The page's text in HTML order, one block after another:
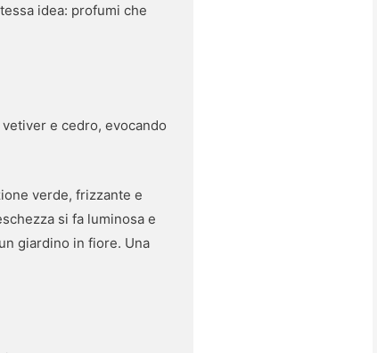
idea: profumi che
e cedro, evocando
verde, frizzante e
si fa luminosa e
giardino in fiore. Una